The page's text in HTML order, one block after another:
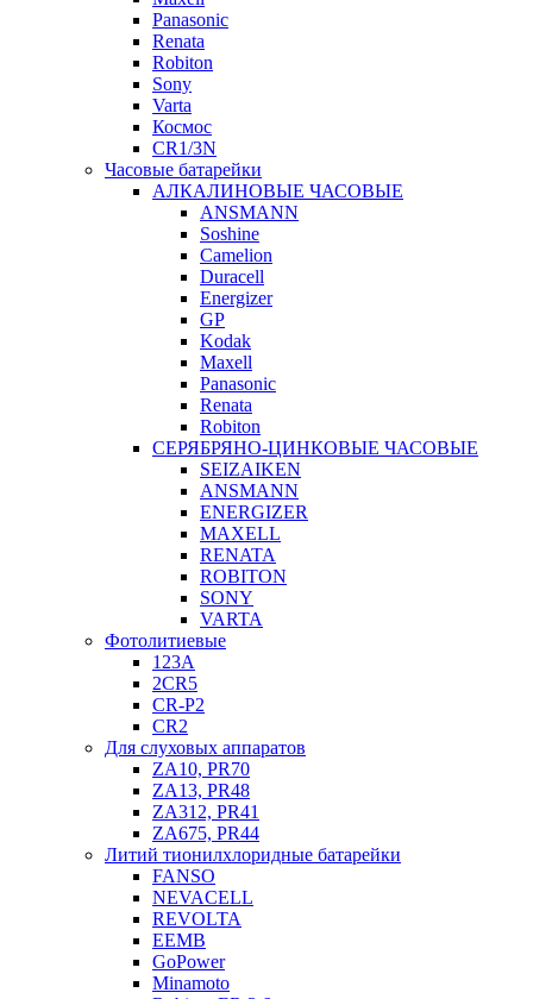
Panasonic
Renata
Robiton
Sony
Varta
Космос
CR1/3N
Часовые батарейки
АЛКАЛИНОВЫЕ ЧАСОВЫЕ
ANSMANN
Soshine
Camelion
Duracell
Energizer
GP
Kodak
Maxell
Panasonic
Renata
Robiton
СЕРЯБРЯНО-ЦИНКОВЫЕ ЧАСОВЫЕ
SEIZAIKEN
ANSMANN
ENERGIZER
MAXELL
RENATA
ROBITON
SONY
VARTA
Фотолитиевые
123A
2CR5
CR-P2
CR2
Для слуховых аппаратов
ZA10, PR70
ZA13, PR48
ZA312, PR41
ZA675, PR44
Литий тионилхлоридные батарейки
FANSO
NEVACELL
REVOLTA
EEMB
GoPower
Minamoto